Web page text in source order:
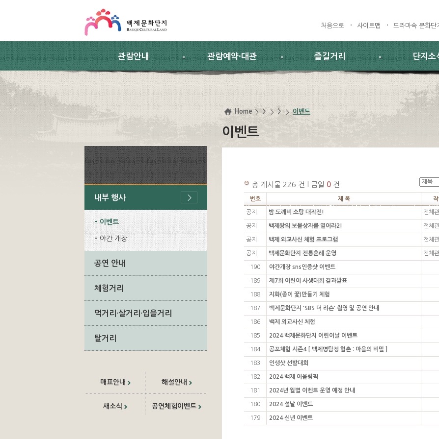
처음으로 사이트맵 드라마속 문화단
관람안내 관람예약·대관 즐길거리 단지소
내부 행사
이벤트
야간 개장
공연 안내
체험거리
먹거리·살거리·입을거리
탈거리
매표안내 해설안내
새소식 공연체험이벤트
Home > > 이벤트
이벤트
총 게시물 226 건 l 금일 0 건
번호 제 목
공지 밤 도깨비 소탕 대작전! 전체
공지 백제왕의 보물상자를 열어라2! 전체
공지 백제 외교사신 체험 프로그램 전체
공지 백제문화단지 전통혼례 운영 전체
190 야간개장 sns인증샷 이벤트
189 제7회 어린이 사생대회 결과발표
188 지화(종이 꽃)만들기 체험
187 백제문화단지 'SBS 더 리슨' 촬영 및 공연 안내
186 백제 외교사신 체험
185 2024 백제문화단지 어린이날 이벤트
184 공포체험 시즌4 [ 백제명탐정 혈촌 : 마을의 비밀 ]
183 인생샷 선발대회
182 2024 백제 어울림픽
181 2024년 월별 이벤트 운영 예정 안내
180 2024 설날 이벤트
179 2024 신년 이벤트